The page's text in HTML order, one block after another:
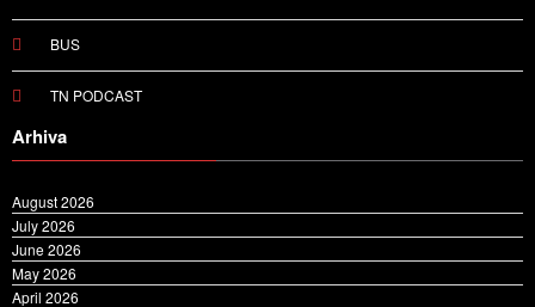
BUS
TN PODCAST
Arhiva
July 2026
June 2026
May 2026
April 2026
March 2026